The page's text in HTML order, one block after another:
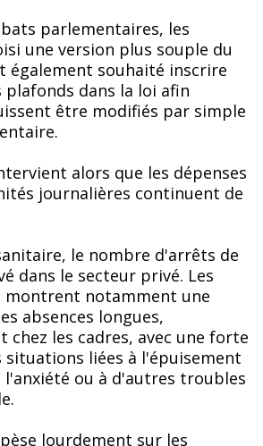
parlementaires, les
une version plus souple du
également souhaité inscrire
dans la loi afin
être modifiés par simple
alors que les dépenses
journalières continuent de
le nombre d'arrêts de
dans le secteur privé. Les
montrent notamment une
absences longues,
chez les cadres, avec une forte
situations liées à l'épuisement
l'anxiété ou à d'autres troubles
lourdement sur les